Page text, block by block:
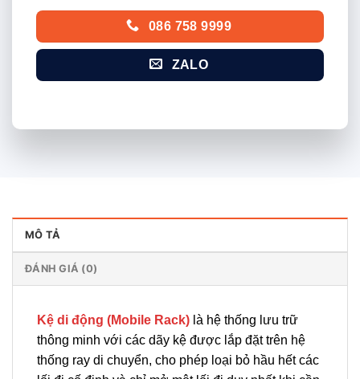
086 758 9999
ZALO
MÔ TẢ
ĐÁNH GIÁ (0)
Kệ di động (Mobile Rack) là hệ thống lưu trữ
thông minh với các dãy kệ được lắp đặt trên hệ
thống ray di chuyển, cho phép loại bỏ hầu hết các